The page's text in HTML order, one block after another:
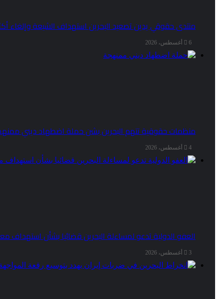
منتدى حقوقي يدين تصعيد البحرين استهداف الشيعة وإلغاء أكثر من 50
6 أغسطس، 2026
منظمات حقوقية تتهم البحرين بشن حملة اضطهاد ديني
4 أغسطس، 2026
العفو الدولية تدعو لمساءلة البحرين قضائيا بشأن استهداف
3 أغسطس، 2026